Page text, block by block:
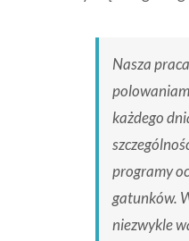
Nasza
każdego
programy
gatunków.
niezwykle